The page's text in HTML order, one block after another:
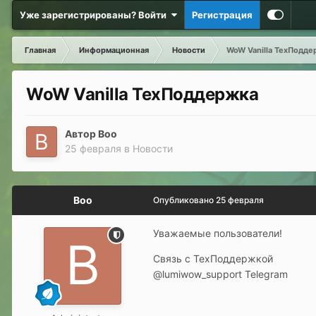
Уже зарегистрированы? Войти Регистрация
Главная Информационная Новости WoW Vanilla
WoW Vanilla ТехПоддержка
Автор Boo
25 февраля в Новости
Boo Опубликовано 25 февраля
Уважаемые пользователи!
Связь с ТехПоддержкой
@lumiwow_support Telegram